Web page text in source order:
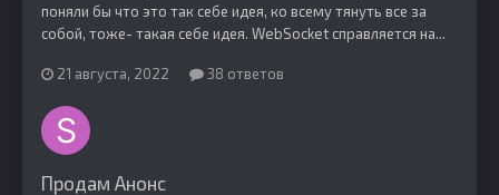
поняли бы что это так себе идея, ко всему тянуть все за
собой, тоже- такая себе идея. WebSocket справляется на...
21 августа, 2022 38 ответов
Продам Анонс